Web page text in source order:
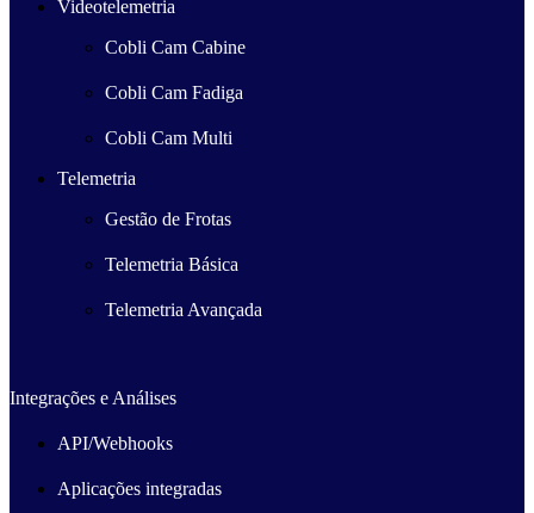
Videotelemetria
Cobli Cam Cabine
Cobli Cam Fadiga
Cobli Cam Multi
Telemetria
Gestão de Frotas
Telemetria Básica
Telemetria Avançada
Integrações e Análises
API/Webhooks
Aplicações integradas